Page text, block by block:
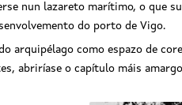
nun lazareto marítimo, o que
do porto de Vigo.
arquipélago como espazo de
abriríase o capítulo máis